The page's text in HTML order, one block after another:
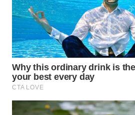
WAHANA
TRAVEL
WAHANA
TV
ID